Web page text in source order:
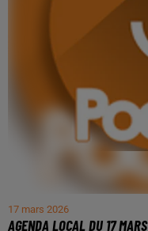
17 mars 2026
AGENDA LOCAL DU 17 MARS